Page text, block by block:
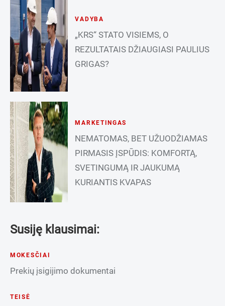
VADYBA
„KRS“ STATO VISIEMS, O
REZULTATAIS DŽIAUGIASI PAULIUS
GRIGAS?
MARKETINGAS
NEMATOMAS, BET UŽUODŽIAMAS
PIRMASIS ĮSPŪDIS: KOMFORTĄ,
SVETINGUMĄ IR JAUKUMĄ
KURIANTIS KVAPAS
Susiję klausimai:
MOKESČIAI
Prekių įsigijimo dokumentai
TEISĖ